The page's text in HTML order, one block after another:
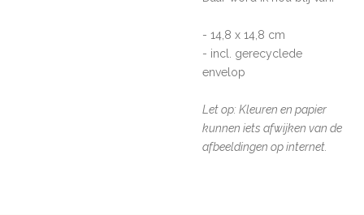
- 14,8 x 14,8 cm
- incl. gerecyclede
envelop
Let op: Kleuren en papier
kunnen iets afwijken van de
afbeeldingen op internet.